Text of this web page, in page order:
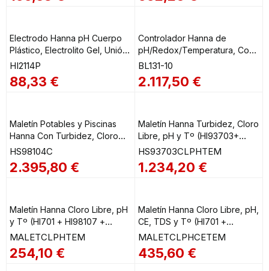
Electrodo Hanna pH Cuerpo
Plástico, Electrolito Gel, Unión
de Fibra Microporosa,
HI2114P
88,33 €
Controlador Hanna de
pH/Redox/Temperatura, Con
Dosificación Externa 115/230V
BL131-10
2.117,50 €
Maletín Potables y Piscinas
Hanna Con Turbidez, Cloro
Libre y Total Acido Cianúrico,
(HI98713+HI971044+HI98107)
HS98104C
2.395,80 €
Maletín Hanna Turbidez, Cloro
Libre, pH y Tº (HI93703+
HI701 + HI98107 + HI98501)
HS93703CLPHTEM
1.234,20 €
Maletín Hanna Cloro Libre, pH
y Tº (HI701 + HI98107 +
HI98501) MALETCLPHTEM
MALETCLPHTEM
254,10 €
Maletín Hanna Cloro Libre, pH,
CE, TDS y Tº (HI701 +
HI98130 + HI98501)
MALETCLPHCETEM
435,60 €